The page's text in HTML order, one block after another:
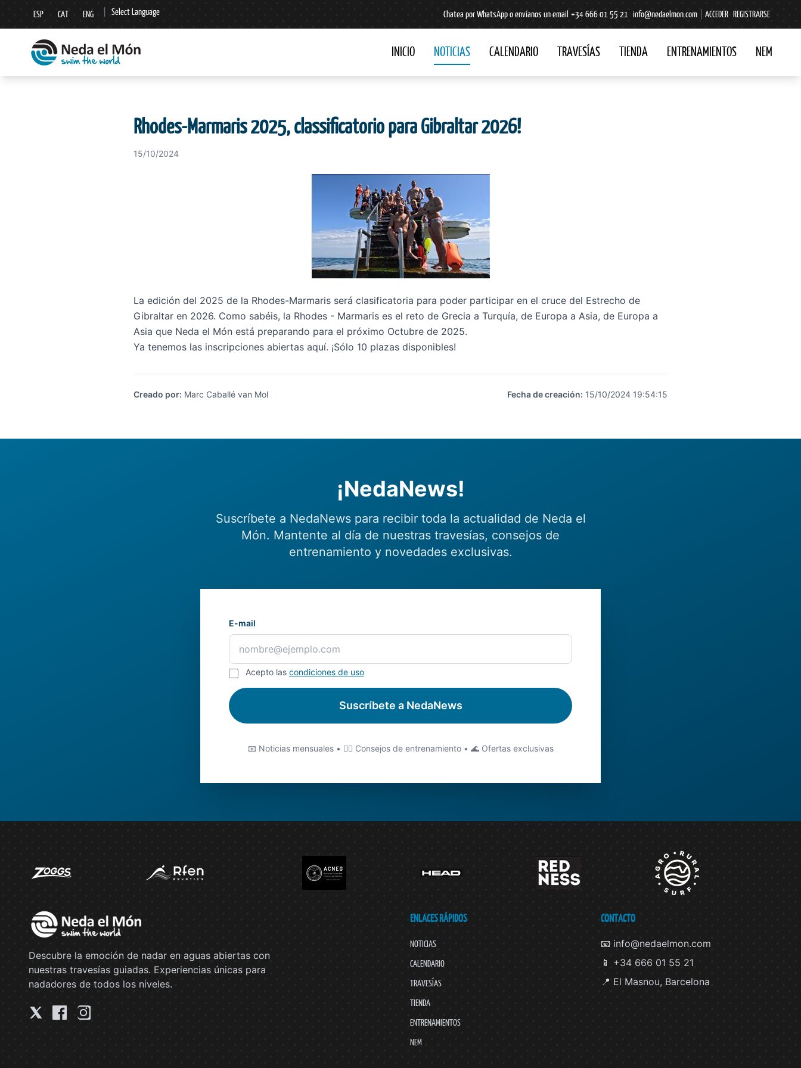
ESP CAT ENG Select Language
▼
Chatea por WhatsApp o envíanos un email +34 666 01 55 21 info@nedaelmon.com ACCEDER REGISTRARSE
INICIO NOTICIAS CALENDARIO TRAVESÍAS TIENDA ENTRENAMIENTOS NEM
Rhodes-Marmaris 2025, classificatorio para Gibraltar 2026!
15/10/2024
La edición del 2025 de la Rhodes-Marmaris será clasificatoria para poder participar en el cruce del Estrecho de
Gibraltar en 2026. Como sabéis, la Rhodes - Marmaris es el reto de Grecia a Turquía, de Europa a Asia, de Europa a
Asia que Neda el Món está preparando para el próximo Octubre de 2025.
Ya tenemos las inscripciones abiertas aquí. ¡Sólo 10 plazas disponibles!
Creado por: Marc Caballé van Mol Fecha de creación: 15/10/2024 19:54:15
¡NedaNews!
Suscríbete a NedaNews para recibir toda la actualidad de Neda el
Món. Mantente al día de nuestras travesías, consejos de
entrenamiento y novedades exclusivas.
E-mail
Acepto las condiciones de uso
Suscríbete a NedaNews
📧 Noticias mensuales • 🏊‍♂️ Consejos de entrenamiento • 🌊 Ofertas exclusivas
Descubre la emoción de nadar en aguas abiertas con
nuestras travesías guiadas. Experiencias únicas para
nadadores de todos los niveles.
ENLACES RÁPIDOS
NOTICIAS
CALENDARIO
TRAVESÍAS
TIENDA
ENTRENAMIENTOS
NEM
CONTACTO
📧 info@nedaelmon.com
📱 +34 666 01 55 21
📍 El Masnou, Barcelona